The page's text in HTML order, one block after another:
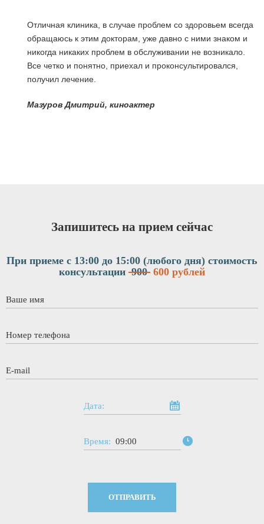
Отличная клиника, в случае проблем со здоровьем всегда
обращаюсь к этим докторам, уже давно с ними знаком и
никогда никаких проблем в обслуживании не возникало.
Все четко и понятно, приехал и проконсультировался,
получил лечение.
Мазуров Дмитрий, киноактер
Запишитесь на прием сейчас
При приеме с 13:00 до 15:00 (любого дня) стоимость
консультации 900 600 рублей
Ваше имя
Номер телефона
E-mail
Дата:
Время: 09:00